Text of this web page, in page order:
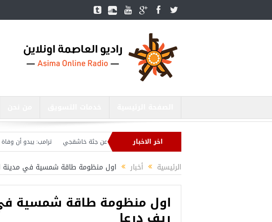
اخر الاخبار
ارتدوا زيّ عمال مطار اسطنبول وصعدوا الطائرات بحثاً عن جثة خاشقجي ترامب: يبدو أن وفاة
الرئيسية أخبار اول منظومة طاقة شمسية في مدينة
اول منظومة طاقة شمسية